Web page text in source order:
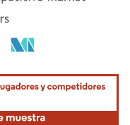
según CC BY 4.0.